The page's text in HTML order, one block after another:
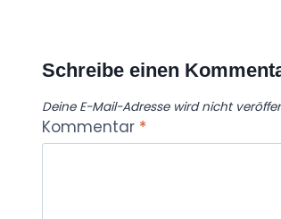
Schreibe einen
Deine E-Mail-Adresse wird nicht
Kommentar *